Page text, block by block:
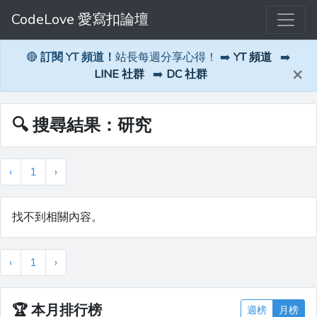
CodeLove 愛寫扣論壇
🔴 訂閱 YT 頻道！ 站長每週分享心得！ ➡️ YT 頻道 ➡️
LINE 社群 ➡️ DC 社群 ×
🔍 搜尋結果：研究
‹ 1 ›
找不到相關內容。
‹ 1 ›
🏆本月排行榜 週榜 月榜